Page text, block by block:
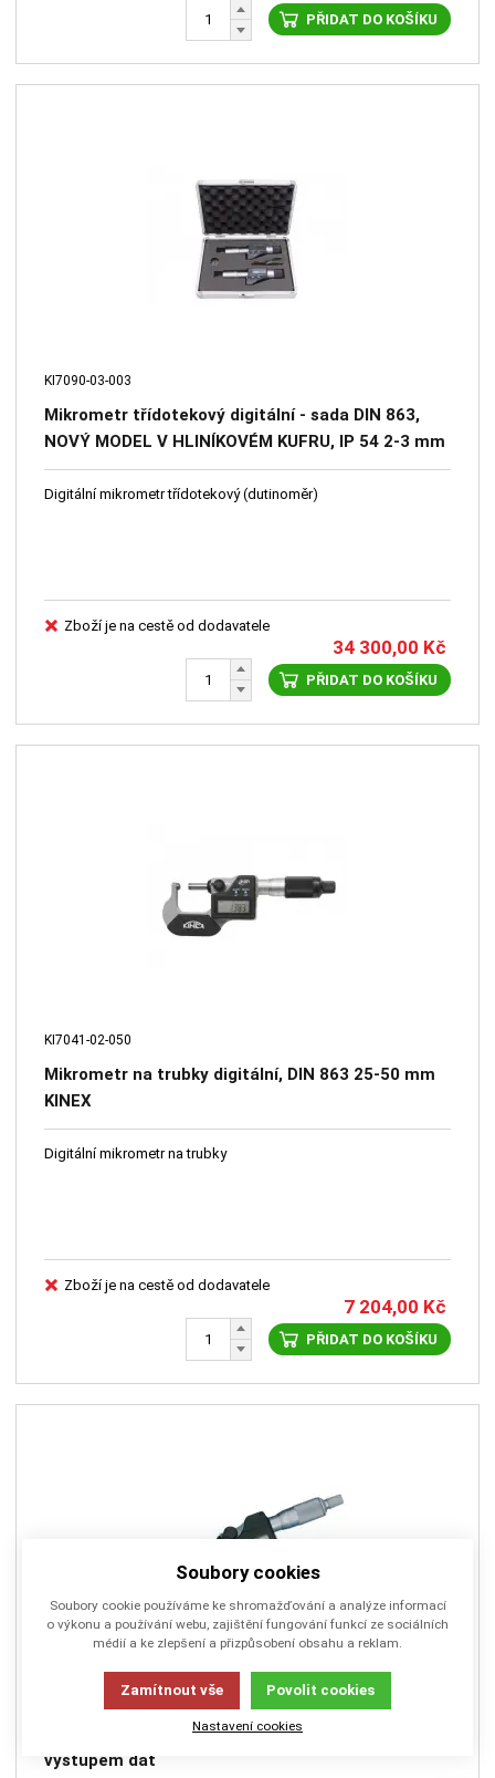
PŘIDAT DO KOŠÍKU
KI7090-03-003
Mikrometr třídotekový digitální - sada DIN 863,
NOVÝ MODEL V HLINÍKOVÉM KUFRU, IP 54 2-3 mm
0,001 / 0,004 mm KINEX
Digitální mikrometr třídotekový (dutinoměr)
Zboží je na cestě od dodavatele
34 300,00 Kč
PŘIDAT DO KOŠÍKU
KI7041-02-050
Mikrometr na trubky digitální, DIN 863 25-50 mm
KINEX
Digitální mikrometr na trubky
Zboží je na cestě od dodavatele
7 204,00 Kč
PŘIDAT DO KOŠÍKU
MIT293-231-30
Mikrometr třmenový 25-50mm Digimatic IP65, s
výstupem dat
Soubory cookies
Soubory cookie používáme ke shromažďování a analýze informací
o výkonu a používání webu, zajištění fungování funkcí ze sociálních
médií a ke zlepšení a přizpůsobení obsahu a reklam.
Zamítnout vše Povolit cookies
Nastavení cookies